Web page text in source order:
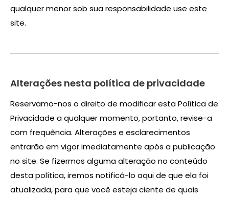
qualquer menor sob sua responsabilidade use este
site.
Alterações nesta política de privacidade
Reservamo-nos o direito de modificar esta Política de
Privacidade a qualquer momento, portanto, revise-a
com frequência. Alterações e esclarecimentos
entrarão em vigor imediatamente após a publicação
no site. Se fizermos alguma alteração no conteúdo
desta política, iremos notificá-lo aqui de que ela foi
atualizada, para que você esteja ciente de quais